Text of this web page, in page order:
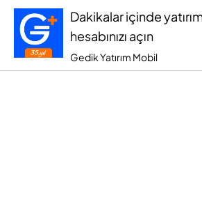
Dakikalar içinde
hesabınızı açın
Gedik Yatırım Mobil